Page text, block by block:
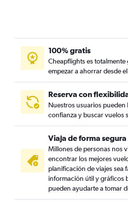
100% gratis
Cheapflights es totalmente
empezar a ahorrar desde
Reserva con
Nuestros usuarios
confianza y buscar vuelos
Viaja de forma segura
Millones de personas nos
encontrar los mejores
planificación de viajes
información útil y gráficos
pueden ayudarte a tomar